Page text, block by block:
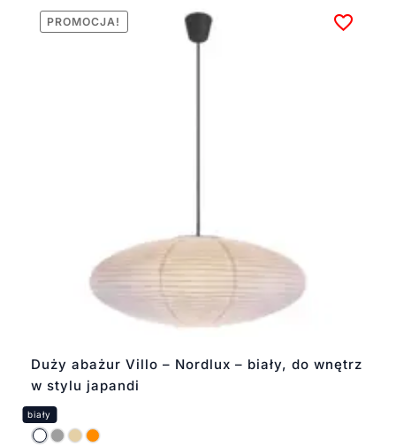
spory. No i jeszcze
jedno: większość lamp
ma regulowaną
taki rodzaj światła,
który „robi nastrój”, ale
nie męczy oczu.
Zobacz naszą kolekcję i
Twojego wnętrza.
Duży abażur Villo – Nordlux – biały, do wnętrz
w stylu japandi
PROMOCJA!